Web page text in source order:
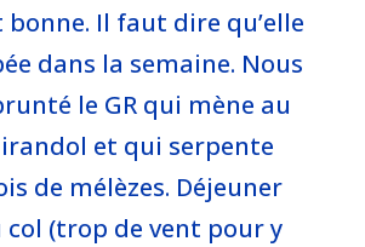
Il faut dire qu’elle
dans la semaine. Nous
le GR qui mène au
et qui serpente
de mélèzes. Déjeuner
col (trop de vent pour y